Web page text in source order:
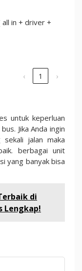
all in + driver +
‹ 1 ›
untuk keperluan
Jika Anda ingin
jalan maka
berbagai unit
yang banyak bisa
di
Lengkap!